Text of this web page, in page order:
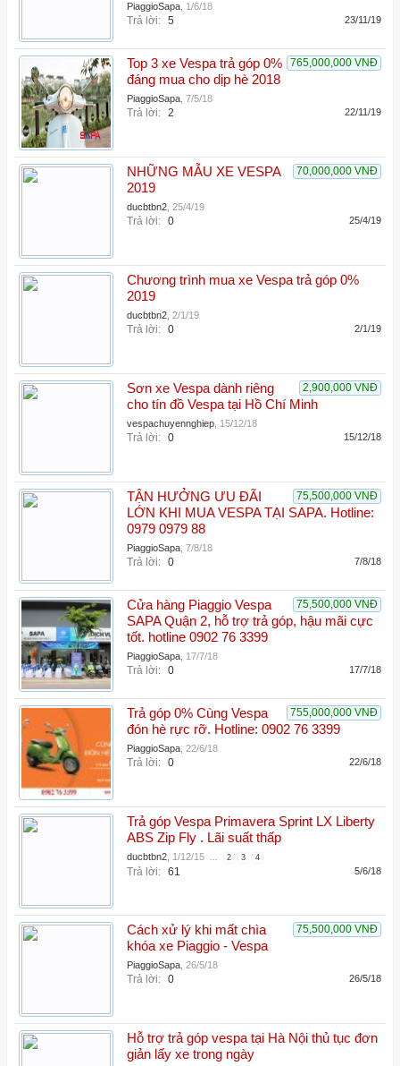
PiaggioSapa 1/6/18
Trả lời: 5 23/11/19
765,000,000 VNĐ
Top 3 xe Vespa trả góp 0%
đáng mua cho dịp hè 2018
PiaggioSapa 7/5/18
Trả lời: 2 22/11/19
70,000,000 VNĐ
NHỮNG MẪU XE VESPA
2019
ducbtbn2 25/4/19
Trả lời: 0 25/4/19
Chương trình mua xe Vespa trả góp 0%
2019
ducbtbn2 2/1/19
Trả lời: 0 2/1/19
2,900,000 VNĐ
Sơn xe Vespa dành riêng
cho tín đồ Vespa tại Hồ Chí Minh
vespachuyennghiep 15/12/18
Trả lời: 0 15/12/18
75,500,000 VNĐ
TẬN HƯỞNG ƯU ĐÃI
LỚN KHI MUA VESPA TẠI SAPA. Hotline:
0979 0979 88
PiaggioSapa 7/8/18
Trả lời: 0 7/8/18
75,500,000 VNĐ
Cửa hàng Piaggio Vespa
SAPA Quận 2, hỗ trợ trả góp, hậu mãi cực
tốt. hotline 0902 76 3399
PiaggioSapa 17/7/18
Trả lời: 0 17/7/18
755,000,000 VNĐ
Trả góp 0% Cùng Vespa
đón hè rực rỡ. Hotline: 0902 76 3399
PiaggioSapa 22/6/18
Trả lời: 0 22/6/18
Trả góp Vespa Primavera Sprint LX Liberty
ABS Zip Fly . Lãi suất thấp
ducbtbn2 1/12/15 ... 2 3 4
Trả lời: 61 5/6/18
75,500,000 VNĐ
Cách xử lý khi mất chìa
khóa xe Piaggio - Vespa
PiaggioSapa 26/5/18
Trả lời: 0 26/5/18
Hỗ trợ trả góp vespa tại Hà Nội thủ tục đơn
giản lấy xe trong ngày